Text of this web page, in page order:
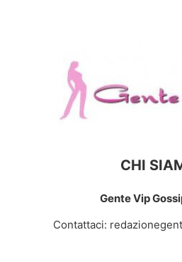
CHI
Gente Vip
Contattaci: